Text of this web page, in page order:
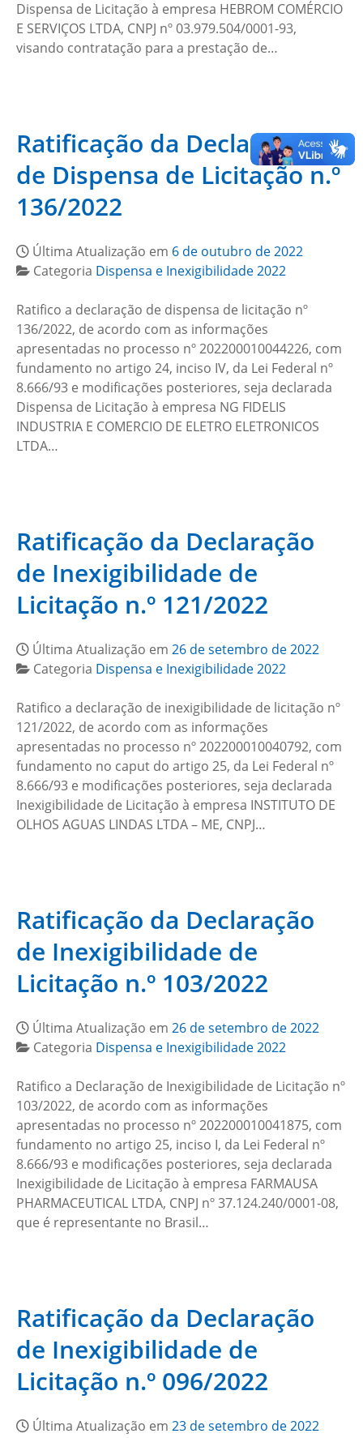
Dispensa de Licitação à empresa HEBROM COMÉRCIO
E SERVIÇOS LTDA, CNPJ nº 03.979.504/0001-93,
visando contratação para a prestação de…
Ratificação da Declaração
de Dispensa de Licitação n.º
136/2022
Última Atualização em 6 de outubro de 2022
Categoria Dispensa e Inexigibilidade 2022
Ratifico a declaração de dispensa de licitação nº
136/2022, de acordo com as informações
apresentadas no processo nº 202200010044226, com
fundamento no artigo 24, inciso IV, da Lei Federal nº
8.666/93 e modificações posteriores, seja declarada
Dispensa de Licitação à empresa NG FIDELIS
INDUSTRIA E COMERCIO DE ELETRO ELETRONICOS
LTDA…
Ratificação da Declaração
de Inexigibilidade de
Licitação n.º 121/2022
Última Atualização em 26 de setembro de 2022
Categoria Dispensa e Inexigibilidade 2022
Ratifico a declaração de inexigibilidade de licitação nº
121/2022, de acordo com as informações
apresentadas no processo nº 202200010040792, com
fundamento no caput do artigo 25, da Lei Federal nº
8.666/93 e modificações posteriores, seja declarada
Inexigibilidade de Licitação à empresa INSTITUTO DE
OLHOS AGUAS LINDAS LTDA – ME, CNPJ…
Ratificação da Declaração
de Inexigibilidade de
Licitação n.º 103/2022
Última Atualização em 26 de setembro de 2022
Categoria Dispensa e Inexigibilidade 2022
Ratifico a Declaração de Inexigibilidade de Licitação nº
103/2022, de acordo com as informações
apresentadas no processo nº 202200010041875, com
fundamento no artigo 25, inciso I, da Lei Federal nº
8.666/93 e modificações posteriores, seja declarada
Inexigibilidade de Licitação à empresa FARMAUSA
PHARMACEUTICAL LTDA​, CNPJ nº 37.124.240/0001-08,
que é representante no Brasil…
Ratificação da Declaração
de Inexigibilidade de
Licitação n.º 096/2022
Última Atualização em 23 de setembro de 2022